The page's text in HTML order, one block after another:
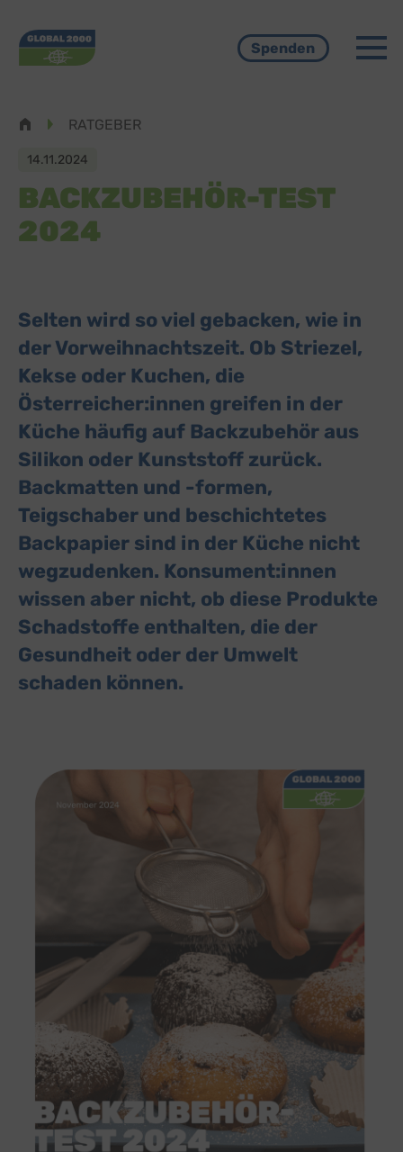
Spenden
RATGEBER
14.11.2024
BACKZUBEHÖR-TEST
2024
Selten wird so viel gebacken, wie in
der Vorweihnachtszeit. Ob Striezel,
Kekse oder Kuchen, die
Österreicher:innen greifen in der
Küche häufig auf Backzubehör aus
Silikon oder Kunststoff zurück.
Backmatten und -formen,
Teigschaber und beschichtetes
Backpapier sind in der Küche nicht
wegzudenken. Konsument:innen
wissen aber nicht, ob diese Produkte
Schadstoffe enthalten, die der
Gesundheit oder der Umwelt
schaden können.